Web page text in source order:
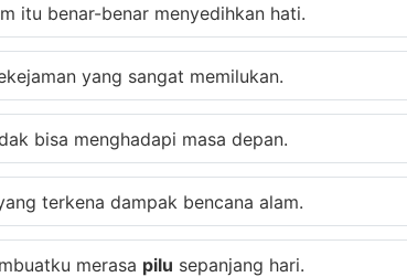
itu benar-benar menyedihkan hati.
yang sangat memilukan.
bisa menghadapi masa depan.
terkena dampak bencana alam.
merasa pilu sepanjang hari.